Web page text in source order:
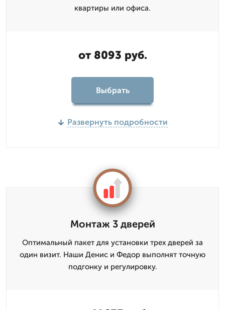
квартиры или офиса.
от 8093 руб.
Выбрать
Развернуть подробности
Монтаж 3 дверей
Оптимальный пакет для установки трех дверей за
один визит. Наши Денис и Федор выполнят точную
подгонку и регулировку.